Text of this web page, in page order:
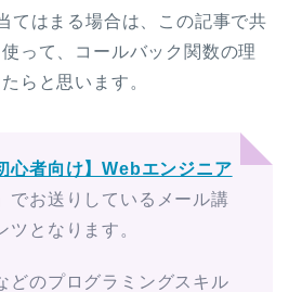
てはまる場合は、この記事で共
って、コールバック関数の理
らと思います。
心者向け】Webエンジニア
」でお送りしているメール講
ツとなります。
どのプログラミングスキル